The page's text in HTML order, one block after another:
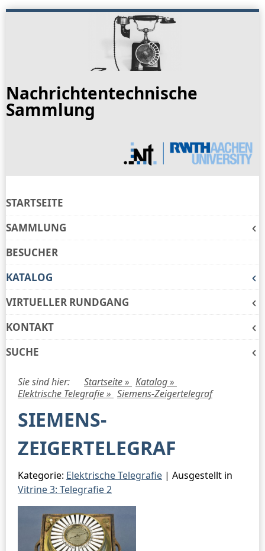
content
Nachrichtentechnische
Sammlung
STARTSEITE
SAMMLUNG
BESUCHER
KATALOG
VIRTUELLER RUNDGANG
KONTAKT
SUCHE
Sie sind hier: Startseite » Katalog »
Elektrische Telegrafie » Siemens-Zeigertelegraf
SIEMENS-
ZEIGERTELEGRAF
Kategorie: Elektrische Telegrafie | Ausgestellt in
Vitrine 3: Telegrafie 2